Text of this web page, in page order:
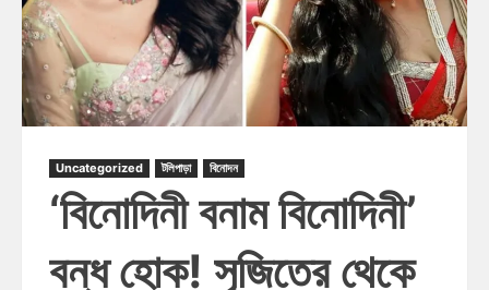
Uncategorized টলিপাড়া বিনোদন
‘বিনোদিনী বনাম বিনোদিনী’
বন্ধ হোক! সৃজিতের থেকে